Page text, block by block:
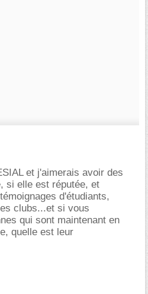
et j'aimerais avoir des
si elle est réputée, et
d'étudiants,
clubs...et si vous
qui sont maintenant en
quelle est leur